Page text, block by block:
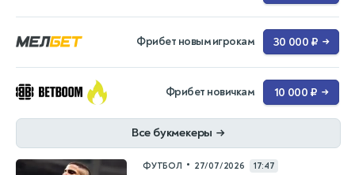
Фрибет новым игрокам 30 000 ₽ →
Фрибет новичкам 10 000 ₽ →
Все букмекеры →
ФУТБОЛ • 27/07/2026 17:47